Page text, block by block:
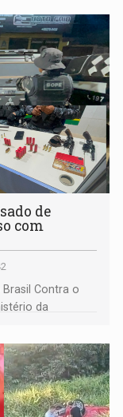
de
com
Contra o
da